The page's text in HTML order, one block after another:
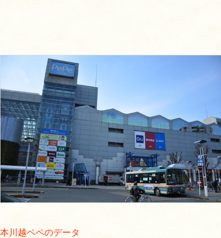
本川越ペペのデータ